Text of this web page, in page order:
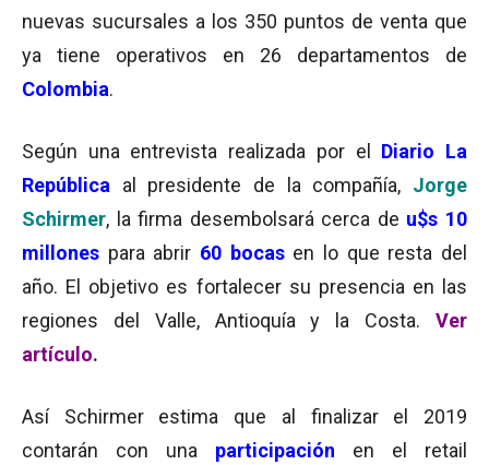
nuevas sucursales a los 350 puntos de venta que
ya tiene operativos en 26 departamentos de
Colombia.
Según una entrevista realizada por el Diario La
República al presidente de la compañía, Jorge
Schirmer, la firma desembolsará cerca de u$s 10
millones para abrir 60 bocasen lo que resta del
año. El objetivo es fortalecer su presencia en las
regiones del Valle, Antioquía y la Costa. Ver
artículo.
Así Schirmer estima que al finalizar el 2019
contarán con una participación en el retail